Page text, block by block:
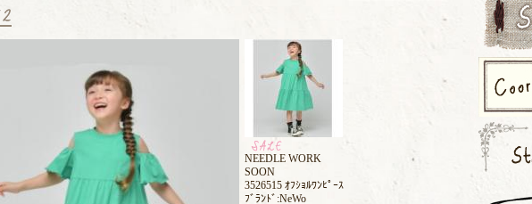
NEEDLE WORK
SOON
3526515 ｵﾌｼｮﾙﾜﾝﾋﾟｰｽ
ﾌﾞﾗﾝﾄﾞ:NeWo